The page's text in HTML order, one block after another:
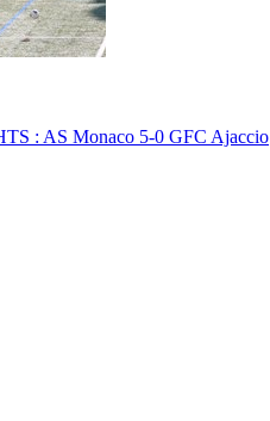
: AS Monaco 5-0 GFC Ajaccio